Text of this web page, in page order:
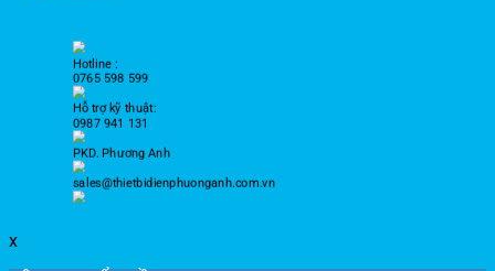
Hotline :
0765 598 599
Hỗ trợ kỹ thuật:
0987 941 131
PKD. Phương Anh
sales@thietbidienphuonganh.com.vn
x